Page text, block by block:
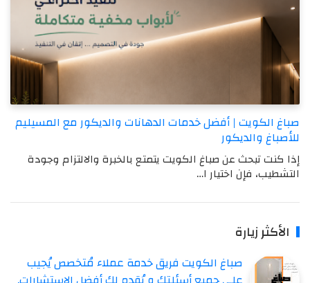
صباغ الكويت | أفضل خدمات الدهانات والديكور مع المسيليم
للأصباغ والديكور
إذا كنت تبحث عن صباغ الكويت يتمتع بالخبرة والالتزام وجودة
التشطيب، فإن اختيار ا…
الأكثر زيارة
صباغ الكويت فريق خدمة عملاء مُتخصص يُجيب